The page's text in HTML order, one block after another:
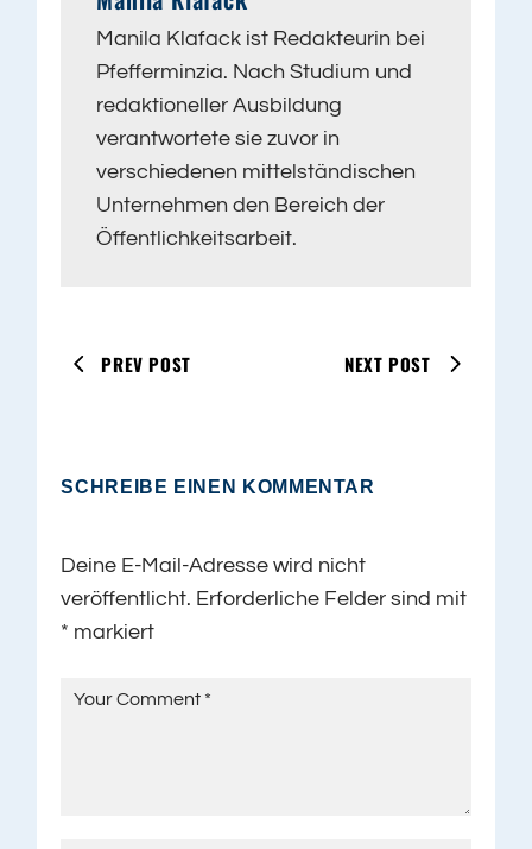
Manila Klafack ist Redakteurin bei
Pfefferminzia. Nach Studium und
redaktioneller Ausbildung
verantwortete sie zuvor in
verschiedenen mittelständischen
Unternehmen den Bereich der
Öffentlichkeitsarbeit.
PREV POST NEXT POST
SCHREIBE EINEN KOMMENTAR
Deine E-Mail-Adresse wird nicht
veröffentlicht. Erforderliche Felder sind mit
* markiert